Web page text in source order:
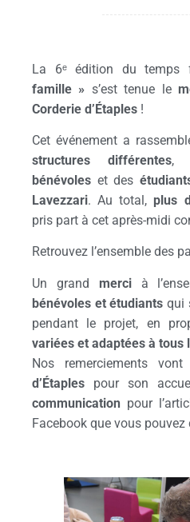
La 6ᵉ édition du temps
famille » s’est tenue le
Corderie d’Étaples !
Cet événement a
structures différentes,
bénévoles et des
Lavezzari. Au total, plus
pris part à cet après-midi
Retrouvez l’ensemble des
Un grand mercià
bénévoles et étudiants qui
pendant le projet, en
variées et adaptées à tous
Nos remerciements
d’Étaples pour son
communication pour
Facebook que vous